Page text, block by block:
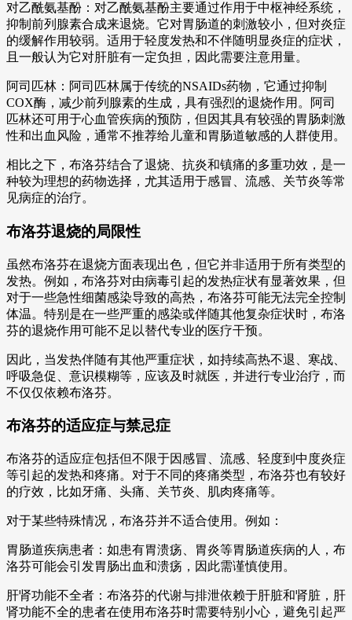
对乙酰氨基酚：对乙酰氨基酚主要通过作用于中枢神经系统，
抑制前列腺素合成来退烧。它对胃肠道的刺激较小，但对炎症
的缓解作用较弱。适用于轻度发热和不伴随明显炎症的症状，
且一般认为它对肝脏有一定负担，因此需要注意用量。
阿司匹林：阿司匹林属于传统的NSAIDs药物，它通过抑制
COX酶，减少前列腺素的生成，具有强烈的退烧作用。阿司
匹林还可用于心血管疾病的预防，但因其具有较强的胃肠刺激
性和出血风险，通常不推荐给儿童和胃肠道敏感的人群使用。
相比之下，布洛芬结合了退烧、抗炎和镇痛的多重功效，是一
种较为理想的药物选择，尤其适用于感冒、流感、关节炎等常
见病症的治疗。
布洛芬退烧的局限性
虽然布洛芬在退烧方面表现出色，但它并非适用于所有类型的
发热。例如，布洛芬对由病毒引起的发热症状有显著效果，但
对于一些急性细菌感染导致的高热，布洛芬可能无法完全控制
体温。特别是在一些严重的感染或伴随其他复杂症状时，布洛
芬的退烧作用可能不足以替代专业的医疗干预。
因此，当发热伴随有其他严重症状，如持续高热不退、寒战、
呼吸急促、意识模糊等，应该及时就医，并进行专业治疗，而
不仅仅依赖布洛芬。
布洛芬的适应症与禁忌症
布洛芬的适应症包括但不限于因感冒、流感、轻度到中度炎症
等引起的发热和疼痛。对于不同的疼痛类型，布洛芬也有较好
的疗效，比如牙痛、头痛、关节炎、肌肉疼痛等。
对于某些特殊情况，布洛芬并不适合使用。例如：
胃肠道疾病患者：如患有胃溃疡、胃炎等胃肠道疾病的人，布
洛芬可能会引发胃肠出血和溃疡，因此需谨慎使用。
肝肾功能不全者：布洛芬的代谢与排泄依赖于肝脏和肾脏，肝
肾功能不全的患者在使用布洛芬时需要特别小心，避免引起严